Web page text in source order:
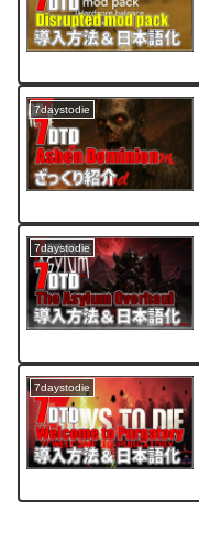
7daystodie
7daystodie
7daystodie